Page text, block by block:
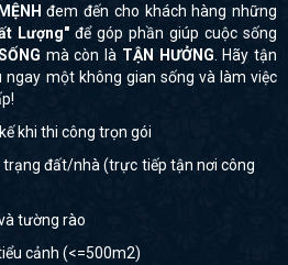
đem đến cho khách hàng những
Lượng" để góp phần giúp cuộc sống
mà còn là TẬN HƯỞNG . Hãy tận
ngay một không gian sống và làm việc
khi thi công trọn gói
trạng đất/nhà (trực tiếp tận nơi công
tường rào
cảnh (<=500m2)